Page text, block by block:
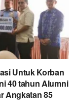
Untuk Korban
40 tahun Alumni
Angkatan 85